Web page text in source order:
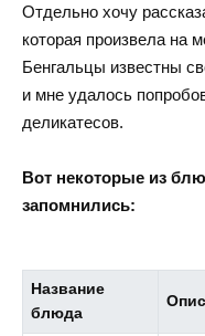
Отдельно хочу
которая произвела на
Бенгальцы известны
и мне удалось
деликатесов.
Вот некоторые из
запомнились:
Название
блюда